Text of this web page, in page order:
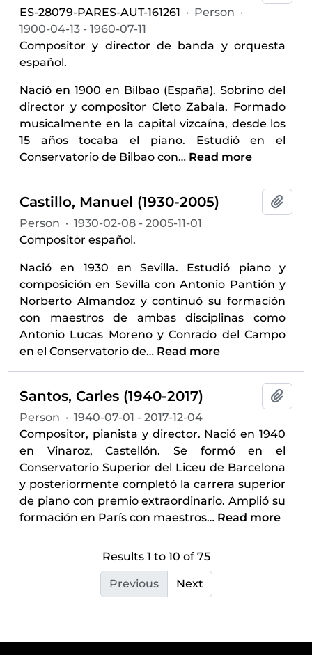
ES-28079-PARES-AUT-161261 · Person ·
1900-04-13 - 1960-07-11
Compositor y director de banda y orquesta
español.
Nació en 1900 en Bilbao (España). Sobrino del
director y compositor Cleto Zabala. Formado
musicalmente en la capital vizcaína, desde los
15 años tocaba el piano. Estudió en el
Conservatorio de Bilbao con… Read more
Castillo, Manuel (1930-2005)
Person · 1930-02-08 - 2005-11-01
Compositor español.
Nació en 1930 en Sevilla. Estudió piano y
composición en Sevilla con Antonio Pantión y
Norberto Almandoz y continuó su formación
con maestros de ambas disciplinas como
Antonio Lucas Moreno y Conrado del Campo
en el Conservatorio de… Read more
Santos, Carles (1940-2017)
Person · 1940-07-01 - 2017-12-04
Compositor, pianista y director. Nació en 1940
en Vinaroz, Castellón. Se formó en el
Conservatorio Superior del Liceu de Barcelona
y posteriormente completó la carrera superior
de piano con premio extraordinario. Amplió su
formación en París con maestros… Read more
Results 1 to 10 of 75
Previous Next